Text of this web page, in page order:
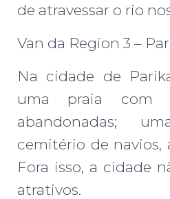
de atravessar o rio
Van da Region 3 –
Na cidade de
uma praia com
abandonadas;
cemitério de navios,
Fora isso, a cidade
atrativos.